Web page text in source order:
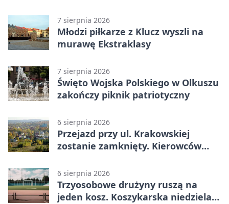
7 sierpnia 2026
Młodzi piłkarze z Klucz wyszli na
murawę Ekstraklasy
7 sierpnia 2026
Święto Wojska Polskiego w Olkuszu
zakończy piknik patriotyczny
6 sierpnia 2026
Przejazd przy ul. Krakowskiej
zostanie zamknięty. Kierowców
6 sierpnia 2026
Trzyosobowe drużyny ruszą na
jeden kosz. Koszykarska niedziela